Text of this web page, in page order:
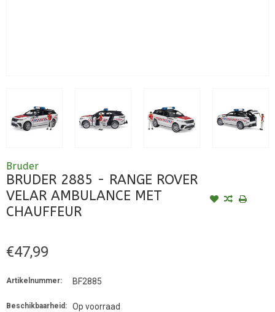
Bruder
BRUDER 2885 - RANGE ROVER
VELAR AMBULANCE MET
CHAUFFEUR
€47,99
Artikelnummer: BF2885
Beschikbaarheid: Op voorraad